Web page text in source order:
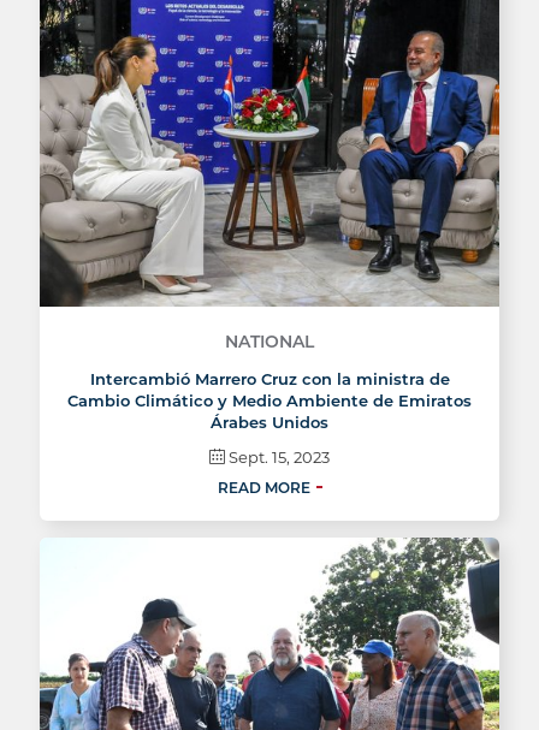
NATIONAL
Intercambió Marrero Cruz con la ministra de
Cambio Climático y Medio Ambiente de Emiratos
Árabes Unidos
Sept. 15, 2023
READ MORE